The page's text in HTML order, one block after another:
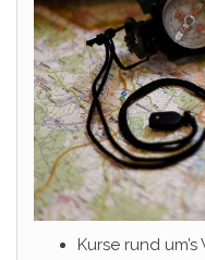
Kurse rund